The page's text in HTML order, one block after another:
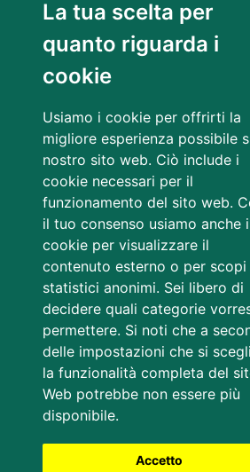
La tua scelta per
quanto riguarda i
cookie
Usiamo i cookie per offrirti la
migliore esperienza possibile
nostro sito web. Ciò include i
cookie necessari per il
funzionamento del sito web.
il tuo consenso usiamo anche i
cookie per visualizzare il
contenuto esterno o per scopi
statistici anonimi. Sei libero di
decidere quali categorie
permettere. Si noti che a
delle impostazioni che si
la funzionalità completa del
Web potrebbe non essere più
disponibile.
Accetto
Servizio politiche per la rigenerazione
e le infrastrutture per l'istruzione
TRIESTE - Via Carducci, 6
territorio@certregione.fvg.it
CONTATTI
AMMINISTRAZIONE
Sezione Link Utili
Note legali
Privacy